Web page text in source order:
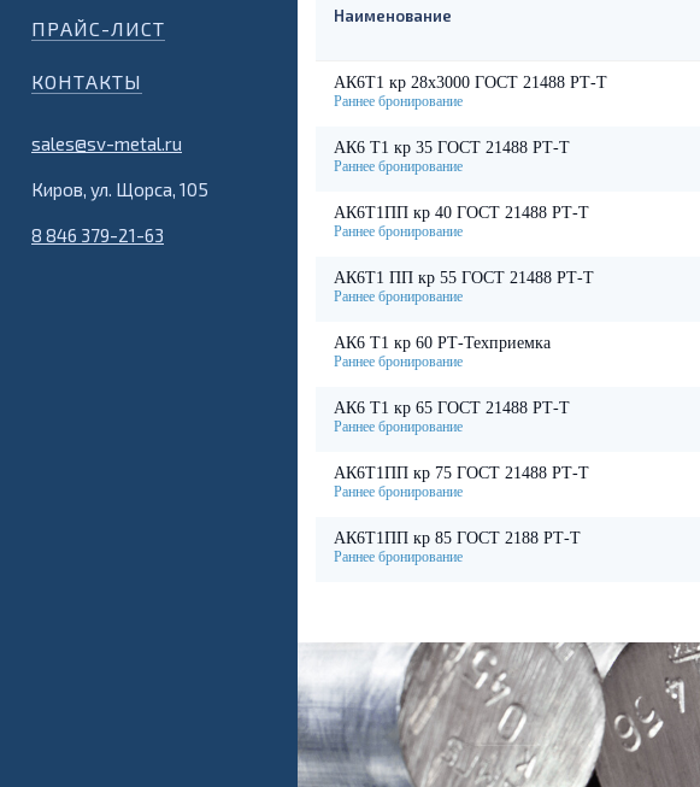
ПРАЙС-ЛИСТ
КОНТАКТЫ
sales@sv-metal.ru
Киров, ул. Щорса, 105
8 846 379-21-63
Наименование
АК6Т1 кр 28х3000 ГОСТ 21488 РТ-Т
АК6 Т1 кр 35 ГОСТ 21488 РТ-Т
АК6Т1ПП кр 40 ГОСТ 21488 РТ-Т
АК6Т1 ПП кр 55 ГОСТ 21488 РТ-Т
АК6 Т1 кр 60 РТ-Техприемка
АК6 Т1 кр 65 ГОСТ 21488 РТ-Т
АК6Т1ПП кр 75 ГОСТ 21488 РТ-Т
АК6Т1ПП кр 85 ГОСТ 2188 РТ-Т